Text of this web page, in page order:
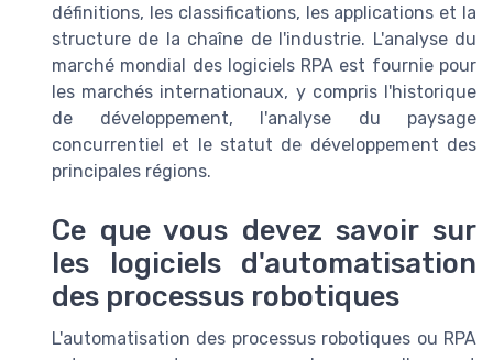
définitions, les classifications, les applications et la
structure de la chaîne de l'industrie. L'analyse du
marché mondial des logiciels RPA est fournie pour
les marchés internationaux, y compris l'historique
de développement, l'analyse du paysage
concurrentiel et le statut de développement des
principales régions.
Ce que vous devez savoir sur
les logiciels d'automatisation
des processus robotiques
L'automatisation des processus robotiques ou RPA